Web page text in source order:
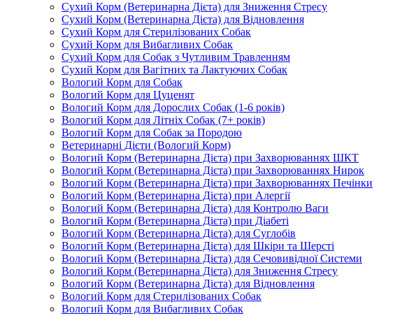
Сухий Корм (Ветеринарна Дієта) для Зниження Стресу
Сухий Корм (Ветеринарна Дієта) для Відновлення
Сухий Корм для Стерилізованих Собак
Сухий Корм для Вибагливих Собак
Сухий Корм для Собак з Чутливим Травленням
Сухий Корм для Вагітних та Лактуючих Собак
Вологий Корм для Собак
Вологий Корм для Цуценят
Вологий Корм для Дорослих Собак (1-6 років)
Вологий Корм для Літніх Собак (7+ років)
Вологий Корм для Собак за Породою
Ветеринарні Дієти (Вологий Корм)
Вологий Корм (Ветеринарна Дієта) при Захворюваннях ШКТ
Вологий Корм (Ветеринарна Дієта) при Захворюваннях Нирок
Вологий Корм (Ветеринарна Дієта) при Захворюваннях Печінки
Вологий Корм (Ветеринарна Дієта) при Алергії
Вологий Корм (Ветеринарна Дієта) для Контролю Ваги
Вологий Корм (Ветеринарна Дієта) при Діабеті
Вологий Корм (Ветеринарна Дієта) для Суглобів
Вологий Корм (Ветеринарна Дієта) для Шкіри та Шерсті
Вологий Корм (Ветеринарна Дієта) для Сечовивідної Системи
Вологий Корм (Ветеринарна Дієта) для Зниження Стресу
Вологий Корм (Ветеринарна Дієта) для Відновлення
Вологий Корм для Стерилізованих Собак
Вологий Корм для Вибагливих Собак